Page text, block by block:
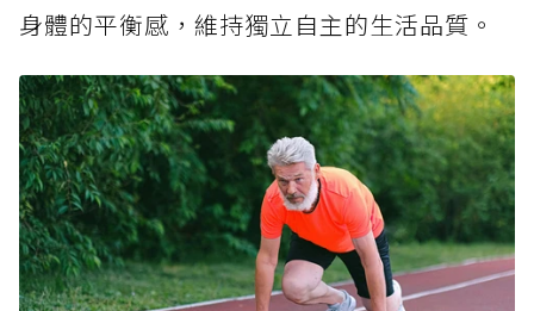
身體的平衡感，維持獨立自主的生活品質。